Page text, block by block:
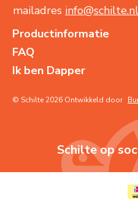
mailadres info@schilte.nl
Productinformatie
FAQ
Ik ben Dapper
© Schilte 2026 Ontwikkeld door
Schilte op